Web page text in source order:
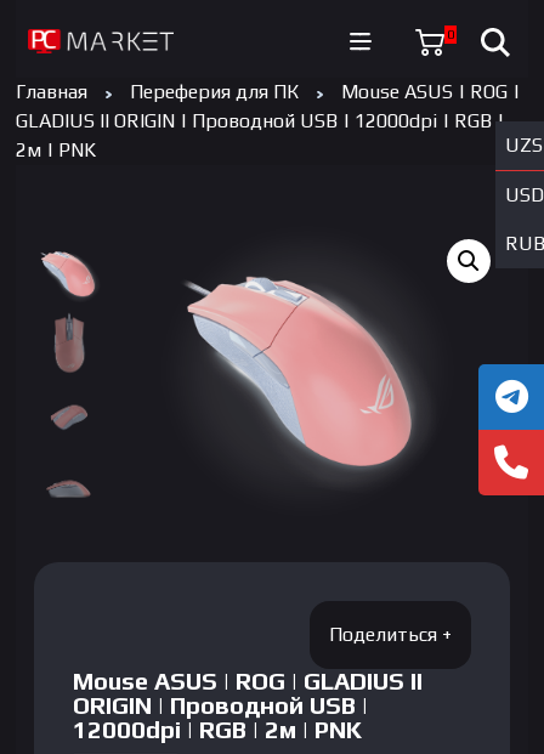
0
UZS
USD
RUB
Главная Переферия для ПК
Mouse ASUS | ROG |
GLADIUS II ORIGIN | Проводной USB | 12000dpi | RGB |
2м | PNK
Mouse ASUS | ROG | GLADIUS II
ORIGIN | Проводной USB |
12000dpi | RGB | 2м | PNK